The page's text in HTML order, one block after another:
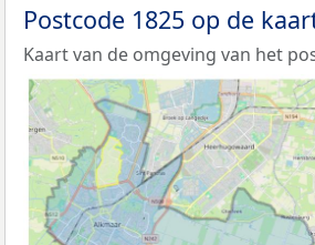
Postcode 1825 op de
Kaart van de omgeving van het